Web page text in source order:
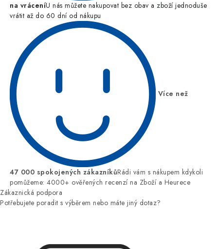
na vráceníU nás můžete nakupovat bez obav a zboží jednoduše
vrátit až do 60 dní od nákupu
Více než
47 000 spokojených zákazníkůRádi vám s nákupem kdykoli
pomůžeme: 4000+ ověřených recenzí na Zboží a Heurece
Zákaznická podpora
Potřebujete poradit s výběrem nebo máte jiný dotaz?